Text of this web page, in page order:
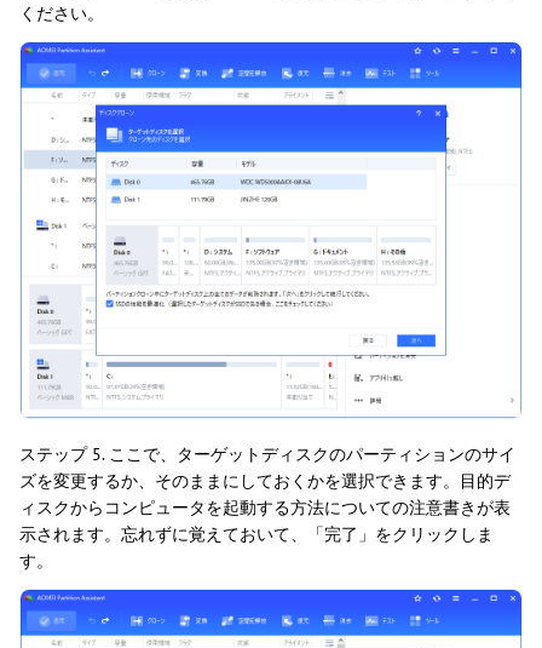
ください。
ステップ 5. ここで、ターゲットディスクのパーティションのサイ
ズを変更するか、そのままにしておくかを選択できます。目的デ
ィスクからコンピュータを起動する方法についての注意書きが表
示されます。忘れずに覚えておいて、「完了」をクリックしま
す。